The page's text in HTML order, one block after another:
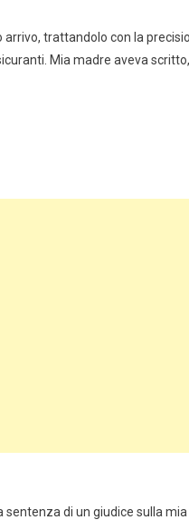
trattandolo con la
Mia madre aveva
di un giudice sulla